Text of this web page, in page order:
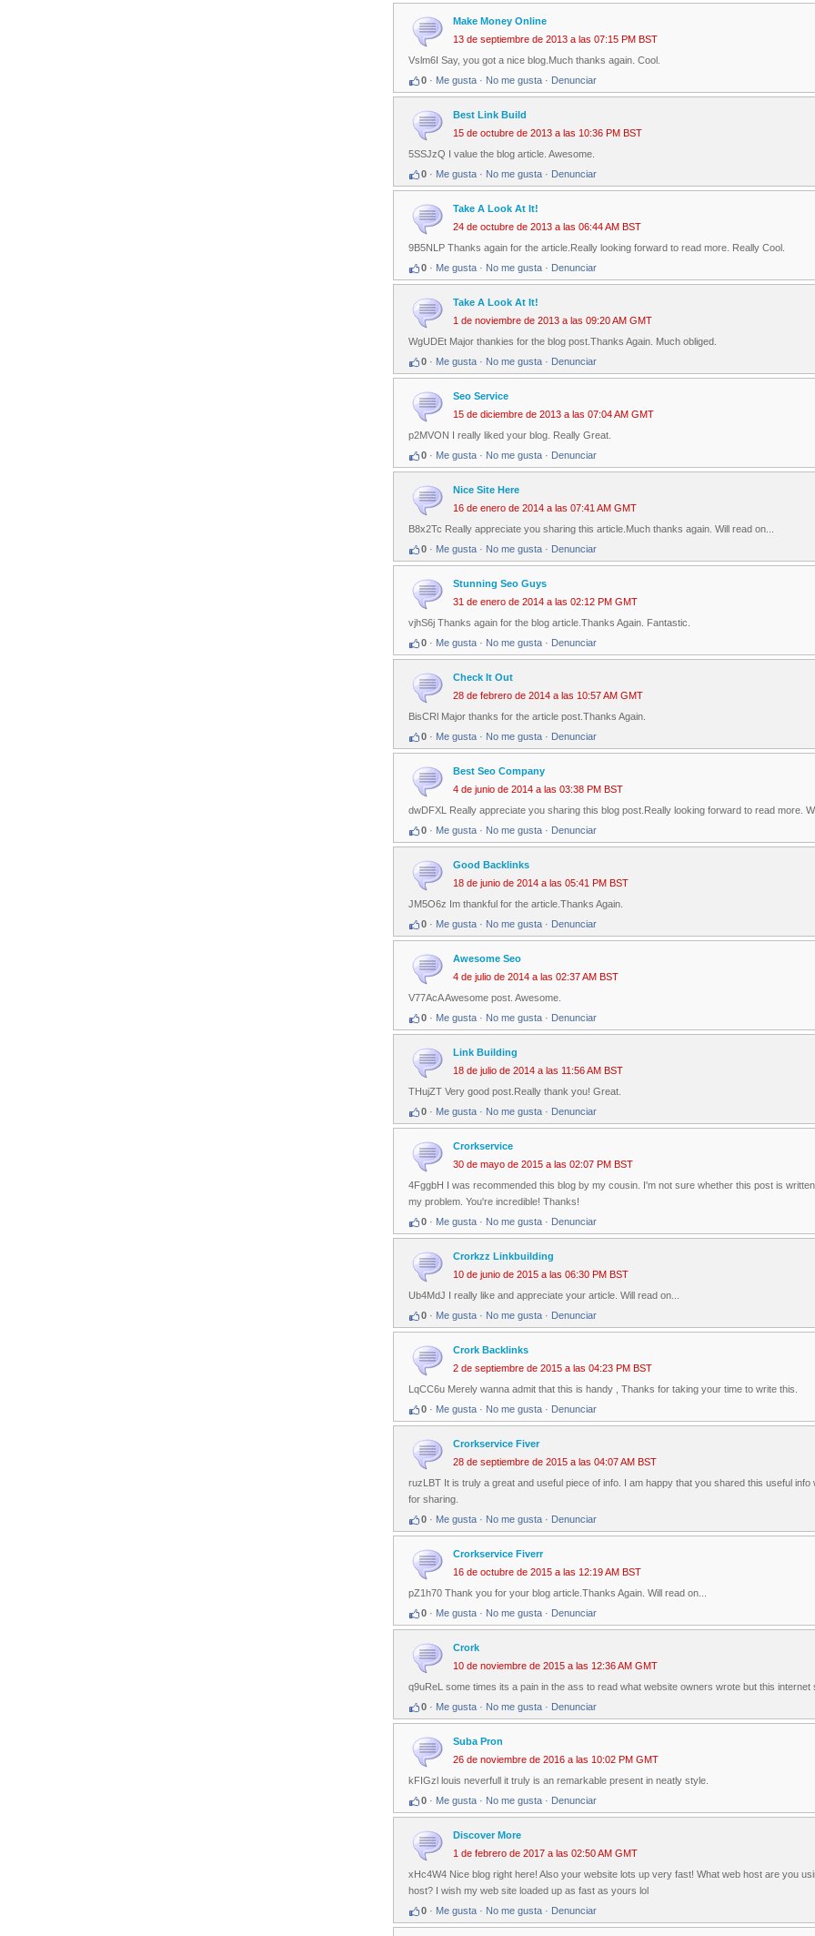
Make Money Online
13 de septiembre de 2013 a las 07:15 PM BST
Vslm6I Say, you got a nice blog.Much thanks again. Cool.
0 · Me gusta · No me gusta · Denunciar
Best Link Build
15 de octubre de 2013 a las 10:36 PM BST
5SSJzQ I value the blog article. Awesome.
0 · Me gusta · No me gusta · Denunciar
Take A Look At It!
24 de octubre de 2013 a las 06:44 AM BST
9B5NLP Thanks again for the article.Really looking forward to read more. Really Cool.
0 · Me gusta · No me gusta · Denunciar
Take A Look At It!
1 de noviembre de 2013 a las 09:20 AM GMT
WgUDEt Major thankies for the blog post.Thanks Again. Much obliged.
0 · Me gusta · No me gusta · Denunciar
Seo Service
15 de diciembre de 2013 a las 07:04 AM GMT
p2MVON I really liked your blog. Really Great.
0 · Me gusta · No me gusta · Denunciar
Nice Site Here
16 de enero de 2014 a las 07:41 AM GMT
B8x2Tc Really appreciate you sharing this article.Much thanks again. Will read on...
0 · Me gusta · No me gusta · Denunciar
Stunning Seo Guys
31 de enero de 2014 a las 02:12 PM GMT
vjhS6j Thanks again for the blog article.Thanks Again. Fantastic.
0 · Me gusta · No me gusta · Denunciar
Check It Out
28 de febrero de 2014 a las 10:57 AM GMT
BisCRl Major thanks for the article post.Thanks Again.
0 · Me gusta · No me gusta · Denunciar
Best Seo Company
4 de junio de 2014 a las 03:38 PM BST
dwDFXL Really appreciate you sharing this blog post.Really looking forward to read more.
0 · Me gusta · No me gusta · Denunciar
Good Backlinks
18 de junio de 2014 a las 05:41 PM BST
JM5O6z Im thankful for the article.Thanks Again.
0 · Me gusta · No me gusta · Denunciar
Awesome Seo
4 de julio de 2014 a las 02:37 AM BST
V77AcA Awesome post. Awesome.
0 · Me gusta · No me gusta · Denunciar
Link Building
18 de julio de 2014 a las 11:56 AM BST
THujZT Very good post.Really thank you! Great.
0 · Me gusta · No me gusta · Denunciar
Crorkservice
30 de mayo de 2015 a las 02:07 PM BST
4FggbH I was recommended this blog by my cousin. I'm not sure whether this post is
my problem. You're incredible! Thanks!
0 · Me gusta · No me gusta · Denunciar
Crorkzz Linkbuilding
10 de junio de 2015 a las 06:30 PM BST
Ub4MdJ I really like and appreciate your article. Will read on...
0 · Me gusta · No me gusta · Denunciar
Crork Backlinks
2 de septiembre de 2015 a las 04:23 PM BST
LqCC6u Merely wanna admit that this is handy , Thanks for taking your time to write this.
0 · Me gusta · No me gusta · Denunciar
Crorkservice Fiver
28 de septiembre de 2015 a las 04:07 AM BST
ruzLBT It is truly a great and useful piece of info. I am happy that you shared this useful
for sharing.
0 · Me gusta · No me gusta · Denunciar
Crorkservice Fiverr
16 de octubre de 2015 a las 12:19 AM BST
pZ1h70 Thank you for your blog article.Thanks Again. Will read on...
0 · Me gusta · No me gusta · Denunciar
Crork
10 de noviembre de 2015 a las 12:36 AM GMT
q9uReL some times its a pain in the ass to read what website owners wrote but this
0 · Me gusta · No me gusta · Denunciar
Suba Pron
26 de noviembre de 2016 a las 10:02 PM GMT
kFIGzl louis neverfull it truly is an remarkable present in neatly style.
0 · Me gusta · No me gusta · Denunciar
Discover More
1 de febrero de 2017 a las 02:50 AM GMT
xHc4W4 Nice blog right here! Also your website lots up very fast! What web host are you
host? I wish my web site loaded up as fast as yours lol
0 · Me gusta · No me gusta · Denunciar